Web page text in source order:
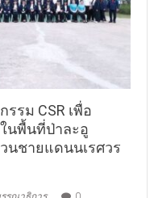
รม CSR เพื่อ
นพื้นที่ป่าละอู
นชายแดนนเรศวร